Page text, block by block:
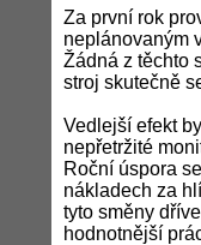
Za první rok
neplánovaným
Žádná z těchto
stroj skutečně
Vedlejší efekt
nepřetržité
Roční úspora
nákladech za
tyto směny
hodnotnější